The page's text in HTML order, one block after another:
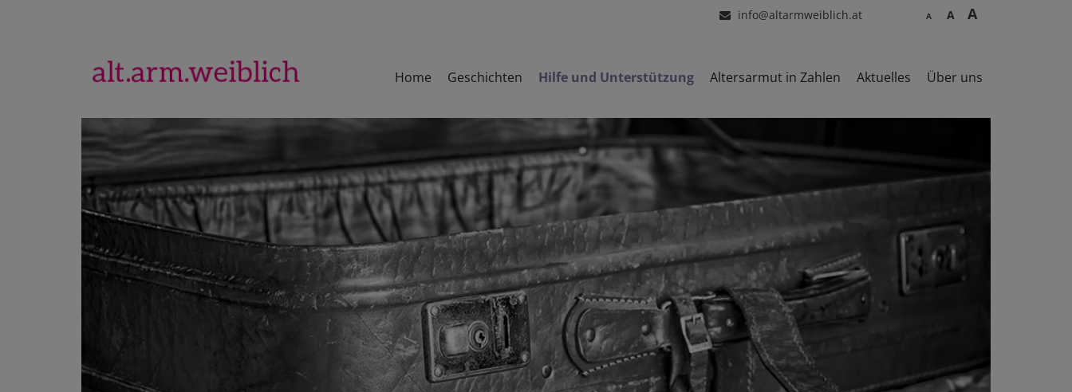
info@altarmweiblich.at A A A
Home Geschichten Hilfe und Unterstützung Altersarmut in Zahlen Aktuelles Über uns